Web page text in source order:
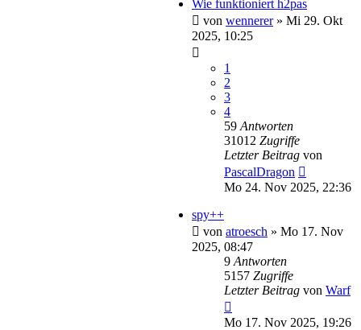
Wie funktioniert h2pas
von wennerer» Mi 29. Okt
2025, 10:25
1
2
3
4
59 Antworten
31012 Zugriffe
Letzter Beitrag von
PascalDragon
Mo 24. Nov 2025, 22:36
spy++
von atroesch » Mo 17. Nov
2025, 08:47
9 Antworten
5157 Zugriffe
Letzter Beitrag von Warf
Mo 17. Nov 2025, 19:26